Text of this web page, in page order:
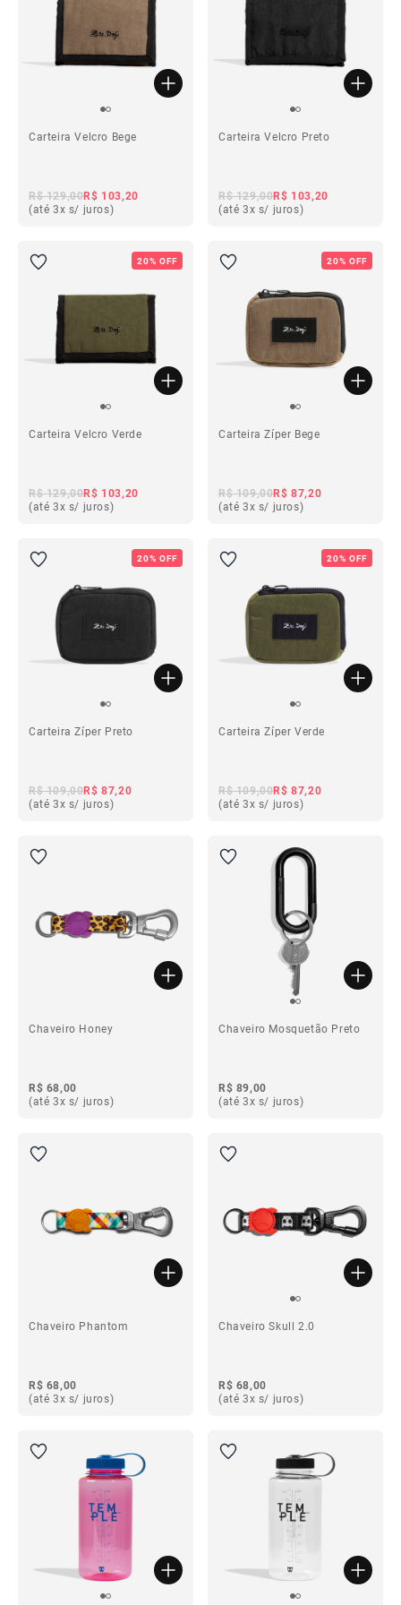
Carteira Velcro Bege
R$ 129,00R$ 103,20
(até 3x s/ juros)
Carteira Velcro Preto
R$ 129,00R$ 103,20
(até 3x s/ juros)
20% OFF
Carteira Velcro Verde
R$ 129,00R$ 103,20
(até 3x s/ juros)
20% OFF
Carteira Zíper Bege
R$ 109,00R$ 87,20
(até 3x s/ juros)
20% OFF
Carteira Zíper Preto
R$ 109,00R$ 87,20
(até 3x s/ juros)
20% OFF
Carteira Zíper Verde
R$ 109,00R$ 87,20
(até 3x s/ juros)
Chaveiro Honey
R$ 68,00
(até 3x s/ juros)
Chaveiro Mosquetão Preto
R$ 89,00
(até 3x s/ juros)
Chaveiro Phantom
R$ 68,00
(até 3x s/ juros)
Chaveiro Skull 2.0
R$ 68,00
(até 3x s/ juros)